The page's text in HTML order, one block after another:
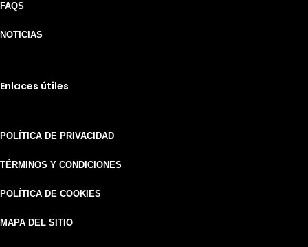
FAQS
NOTICIAS
Enlaces útiles
POLÍTICA DE PRIVACIDAD
TÉRMINOS Y CONDICIONES
POLÍTICA DE COOKIES
MAPA DEL SITIO